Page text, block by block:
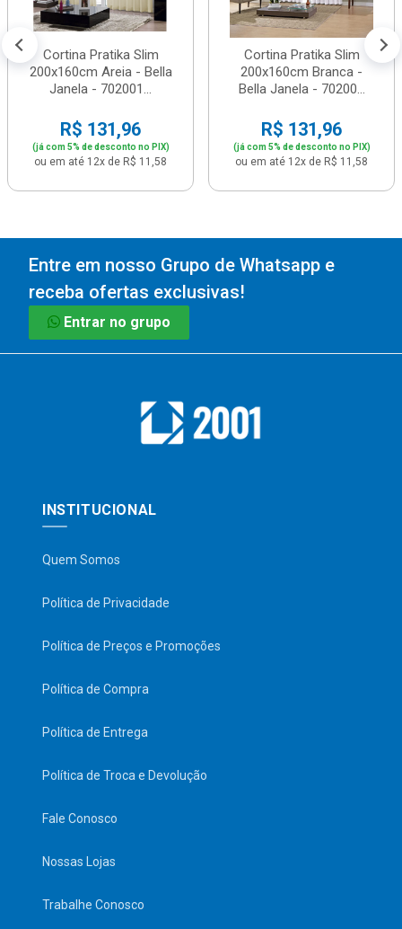
Cortina Pratika Slim
200x160cm Areia - Bella
Janela - 702001...
R$ 131,96
(já com 5% de desconto no PIX)
ou em até 12x de R$ 11,58
Cortina Pratika Slim
200x160cm Branca -
Bella Janela - 70200...
R$ 131,96
(já com 5% de desconto no PIX)
ou em até 12x de R$ 11,58
Entre em nosso Grupo de Whatsapp e
receba ofertas exclusivas!
Entrar no grupo
INSTITUCIONAL
Quem Somos
Política de Privacidade
Política de Preços e Promoções
Política de Compra
Política de Entrega
Política de Troca e Devolução
Fale Conosco
Nossas Lojas
Trabalhe Conosco